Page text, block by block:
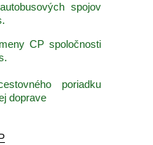
spojov
CP spoločnosti
poriadku
doprave